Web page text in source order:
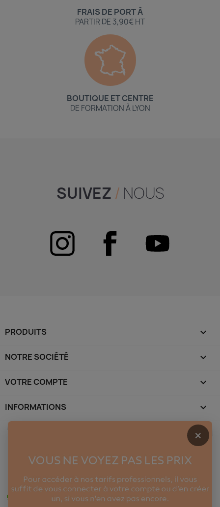
FRAIS DE PORT À
PARTIR DE 3,90€ HT
BOUTIQUE ET CENTRE
DE FORMATION À LYON
SUIVEZ / NOUS
PRODUITS 
NOTRE SOCIÉTÉ 
VOTRE COMPTE 
INFORMATIONS keyboard_arrow_down
×